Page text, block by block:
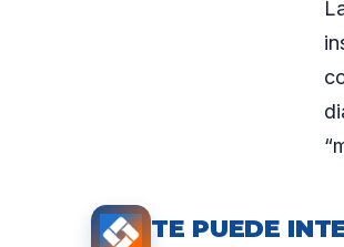
TE PUEDE